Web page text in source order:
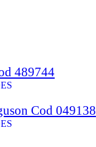
489744
Cod 049138